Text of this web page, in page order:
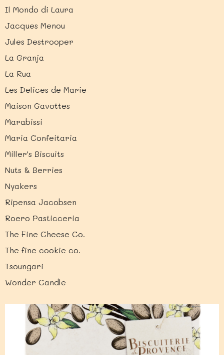
Il Mondo di Laura
Jacques Menou
Jules Destrooper
La Granja
La Rua
Les Delices de Marie
Maison Gavottes
Marabissi
Maria Confeitaria
Miller's Biscuits
Nuts & Berries
Nyakers
Ripensa Jacobsen
Roero Pasticceria
The Fine Cheese Co.
The fine cookie co.
Tsoungari
Wonder Candle